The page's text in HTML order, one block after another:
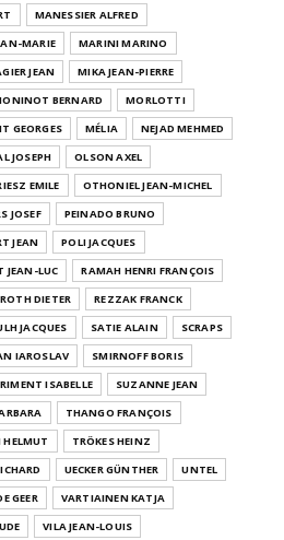
MANESSIER ALFRED
MARIE
MARINI MARINO
JEAN
MIKA JEAN-PIERRE
BERNARD
MORLOTTI
GEORGES MÉLIA
NEJAD MEHMED
JOSEPH
OLSON AXEL
EMILE
OTHONIEL JEAN-MICHEL
JOSEF
PEINADO BRUNO
JEAN
POLI JACQUES
JEAN-LUC
RAMAH HENRI FRANÇOIS
ROTH DIETER
REZZAK FRANCK
JACQUES SATIE ALAIN
SCRAPS
IAROSLAV
SMIRNOFF BORIS
ISABELLE
SUZANNE JEAN
THANGO FRANÇOIS
TRÖKES HEINZ
UECKER GÜNTHER
UNTEL
GEER
VARTIAINEN KATJA
VILA JEAN-LOUIS